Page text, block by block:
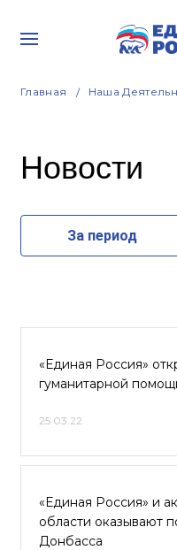
Главная Наша
Новости
За период
«Единая Россия»
гуманитарной
25.03.22
«Единая Россия» и
области оказывают
Донбасса